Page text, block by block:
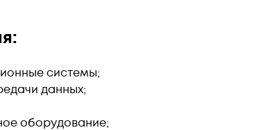
системы;
данных;
оборудование;